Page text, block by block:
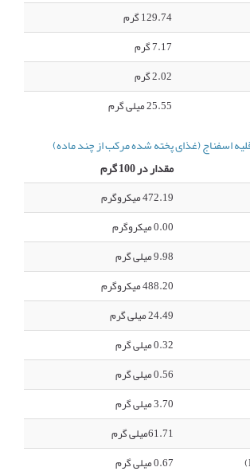
129.74 گرم
7.17 گرم
2.02 گرم
25.55 میلی گرم
اسفناج (غذای پخته شده مرکب از چند ماده)
مقدار در 100 گرم
472.19 میکروگرم
0.00 میکروگرم
9.98 میلی گرم
488.20 میکروگرم
24.49 میلی گرم
0.32 میلی گرم
0.56 میلی گرم
3.70 میلی گرم
61.71میلی گرم
0.67 میلی گرم